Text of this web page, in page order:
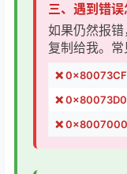
三、遇到错误
如果仍然报
复制给我。常
❌
❌
❌